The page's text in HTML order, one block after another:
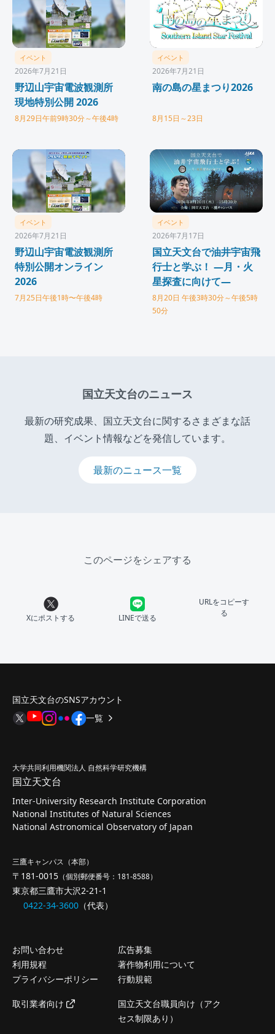
イベント
2026年7月21日
野辺山宇宙電波観測所
現地特別公開 2026
8月29日午前9時30分～午後4時
イベント
2026年7月21日
南の島の星まつり2026
8月15日～23日
イベント
2026年7月21日
野辺山宇宙電波観測所
特別公開オンライン
2026
7月25日午後1時〜午後4時
イベント
2026年7月17日
国立天文台で油井宇宙飛
行士と学ぶ！ ―月・火
星探査に向けて―
8月20日 午後3時30分～午後5時
50分
国立天文台のニュース
最新の研究成果、国立天文台に関するさまざまな話
題、イベント情報などを発信しています。
最新のニュース一覧
このページをシェアする
Xにポストする LINEで送る
URLをコピーす
る
国立天文台のSNSアカウント
一覧
大学共同利用機関法人 自然科学研究機構
国立天文台
Inter-University Research Institute Corporation
National Institutes of Natural Sciences
National Astronomical Observatory of Japan
三鷹キャンパス（本部）
〒181-0015 （個別郵便番号：181-8588）
東京都三鷹市大沢2-21-1
0422-34-3600 （代表）
お問い合わせ
広告募集
利用規程
著作物利用について
プライバシーポリシー
行動規範
取引業者向け
国立天文台職員向け（アク
セス制限あり）